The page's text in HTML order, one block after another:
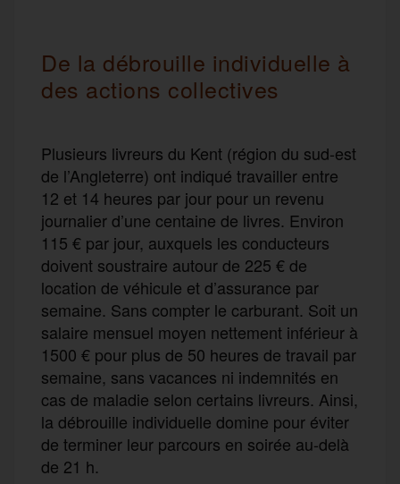
De la débrouille individuelle à
des actions collectives
Plusieurs livreurs du Kent (région du sud-est
de l’Angleterre) ont indiqué travailler entre
12 et 14 heures par jour pour un revenu
journalier d’une centaine de livres. Environ
115 € par jour, auxquels les conducteurs
doivent soustraire autour de 225 € de
location de véhicule et d’assurance par
semaine. Sans compter le carburant. Soit un
salaire mensuel moyen nettement inférieur à
1500 € pour plus de 50 heures de travail par
semaine, sans vacances ni indemnités en
cas de maladie selon certains livreurs. Ainsi,
la débrouille individuelle domine pour éviter
de terminer leur parcours en soirée au-delà
de 21 h.